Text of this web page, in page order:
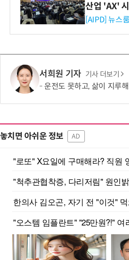
산업 'AX'
재산처 1호
[AIPD] 뉴스
서희원 기자 기사 더보기
운전도 못하고, 삶이 지루해서?…97세 英 할머
놓치면 아쉬운 정보 AD